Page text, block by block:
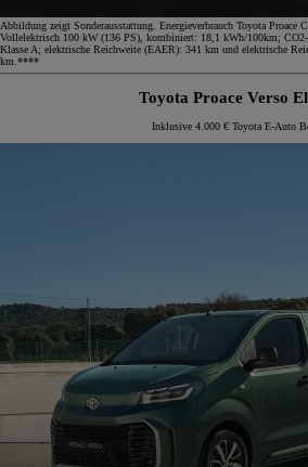
Abbildung zeigt Sonderausstattung. Energieverbrauch Toyota Proace
Vollelektrisch 100 kW (136 PS), kombiniert: 18,1 kWh/100km;
Klasse A; elektrische Reichweite (EAER): 341 km und elektrische
km.****
Toyota Proace Verso
Inklusive 4.000 € Toyota E-Auto